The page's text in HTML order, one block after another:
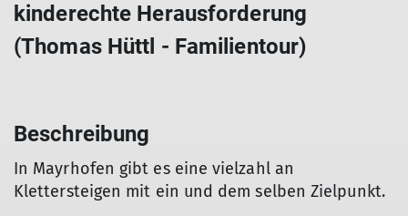
kinderechte Herausforderung
(Thomas Hüttl - Familientour)
Beschreibung
In Mayrhofen gibt es eine vielzahl an
Klettersteigen mit ein und dem selben Zielpunkt.